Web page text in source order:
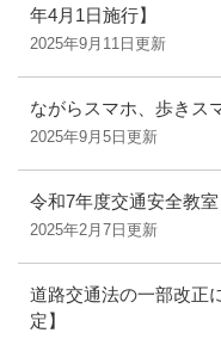
年4月1日施行】
2025年9月11日更新
ながらスマホ、歩きス
2025年9月5日更新
令和7年度交通安全教室
2025年2月7日更新
道路交通法の一部改正
定】